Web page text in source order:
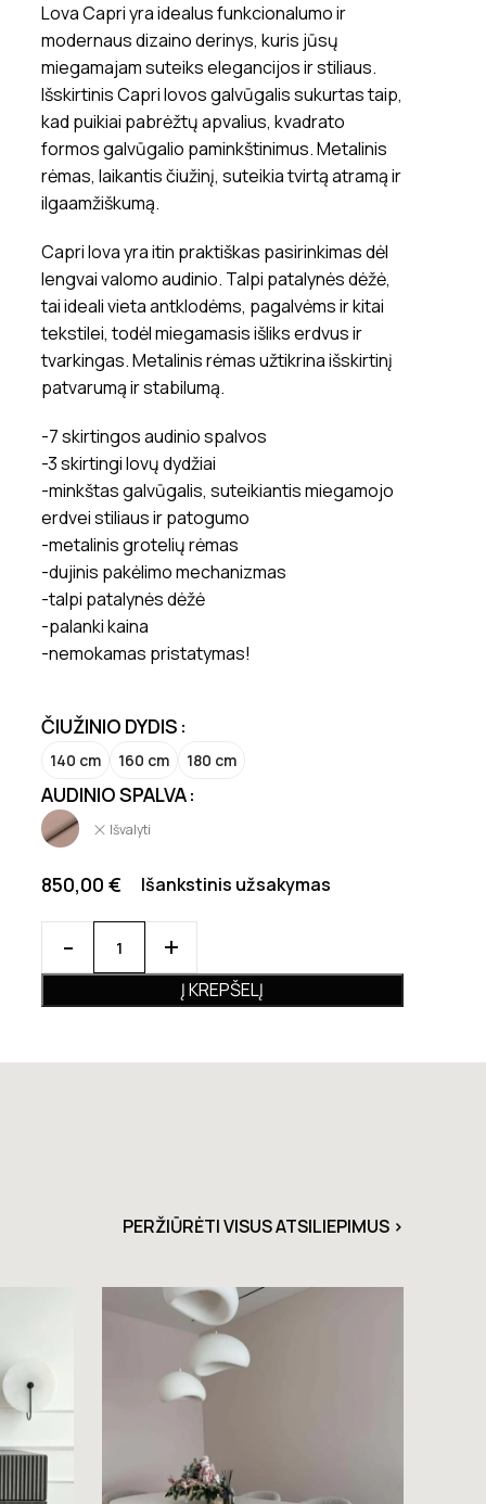
Lova Capri yra idealus funkcionalumo ir
modernaus dizaino derinys, kuris jūsų
miegamajam suteiks elegancijos ir stiliaus.
Išskirtinis Capri lovos galvūgalis sukurtas taip,
kad puikiai pabrėžtų apvalius, kvadrato
formos galvūgalio paminkštinimus. Metalinis
rėmas, laikantis čiužinį, suteikia tvirtą atramą ir
ilgaamžiškumą.
Capri lova yra itin praktiškas pasirinkimas dėl
lengvai valomo audinio. Talpi patalynės dėžė,
tai ideali vieta antklodėms, pagalvėms ir kitai
tekstilei, todėl miegamasis išliks erdvus ir
tvarkingas. Metalinis rėmas užtikrina išskirtinį
patvarumą ir stabilumą.
-7 skirtingos audinio spalvos
-3 skirtingi lovų dydžiai
-minkštas galvūgalis, suteikiantis miegamojo
erdvei stiliaus ir patogumo
-metalinis grotelių rėmas
-dujinis pakėlimo mechanizmas
-talpi patalynės dėžė
-palanki kaina
-nemokamas pristatymas!
ČIUŽINIO DYDIS
140 cm 160 cm 180 cm
AUDINIO SPALVA
Išvalyti
850,00€ Išankstinis užsakymas
Į KREPŠELĮ
PERŽIŪRĖTI VISUS ATSILIEPIMUS >